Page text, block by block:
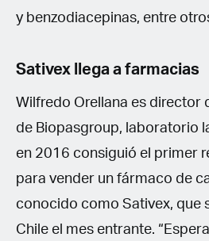
y benzodiacepinas, entre
Sativex llega a farmacias
Wilfredo Orellana es director
de Biopasgroup, laboratorio
en 2016 consiguió el primer
para vender un fármaco de
conocido como Sativex, que
Chile el mes entrante.